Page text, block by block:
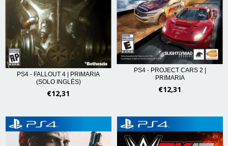
PS4 - FALLOUT 4 | PRIMARIA
(SOLO INGLÉS)
€12,31
PS4 - PROJECT CARS 2 |
PRIMARIA
€12,31